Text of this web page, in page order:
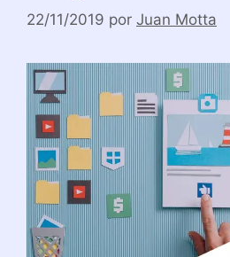
22/11/2019 por Juan Motta